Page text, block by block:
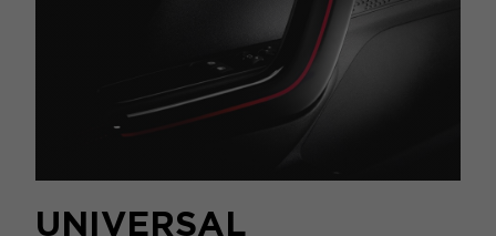
UNIVERSAL